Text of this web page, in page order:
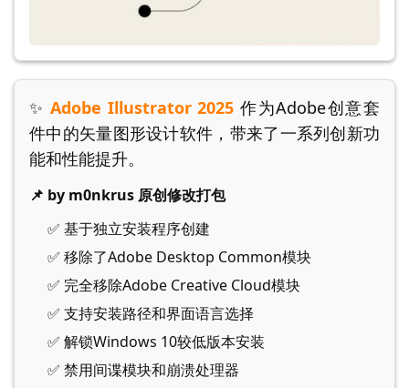
✨Adobe Illustrator 2025 作为Adobe创意套
件中的矢量图形设计软件，带来了一系列创新功
能和性能提升。
📌 by m0nkrus 原创修改打包
✅ 基于独立安装程序创建
✅ 移除了Adobe Desktop Common模块
✅ 完全移除Adobe Creative Cloud模块
✅ 支持安装路径和界面语言选择
✅ 解锁Windows 10较低版本安装
✅ 禁用间谍模块和崩溃处理器